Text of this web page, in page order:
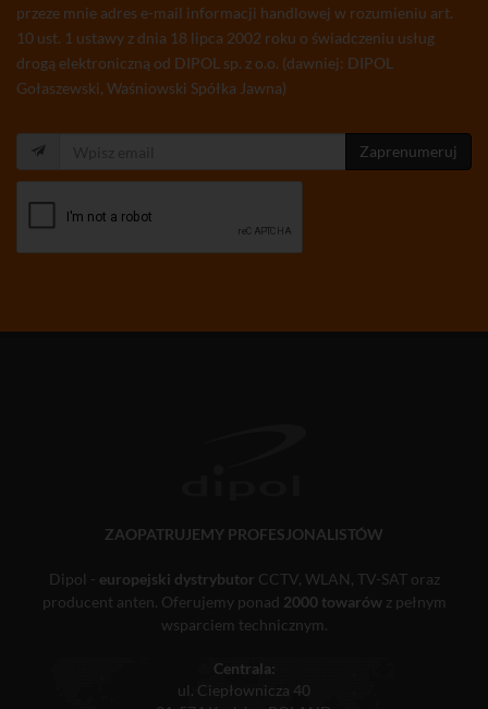
przeze mnie adres e-mail informacji handlowej w rozumieniu art.
10 ust. 1 ustawy z dnia 18 lipca 2002 roku o świadczeniu usług
drogą elektroniczną od DIPOL sp. z o.o. (dawniej: DIPOL
Gołaszewski, Waśniowski Spółka Jawna)
Zaprenumeruj
ZAOPATRUJEMY PROFESJONALISTÓW
Dipol - europejski dystrybutor CCTV, WLAN, TV-SAT oraz
producent anten. Oferujemy ponad 2000 towarówz pełnym
wsparciem technicznym.
Centrala:
ul. Ciepłownicza 40